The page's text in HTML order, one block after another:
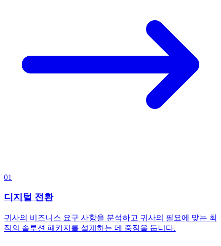
01
디지털 전환
귀사의 비즈니스 요구 사항을 분석하고 귀사의 필요에 맞는 최
적의 솔루션 패키지를 설계하는 데 중점을 둡니다.